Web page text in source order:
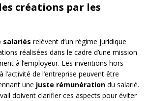
créations par les
salariés relèvent d’un régime juridique
réalisées dans le cadre d’une mission
à l’employeur. Les inventions hors
l’activité de l’entreprise peuvent être
une juste rémunération du salarié.
doivent clarifier ces aspects pour éviter